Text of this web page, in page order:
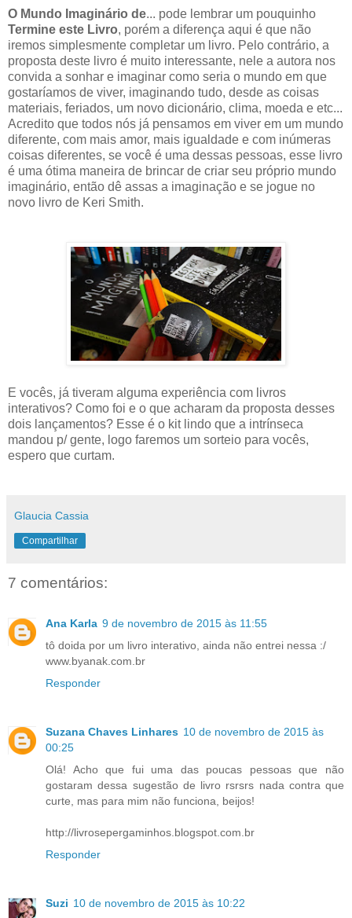
O Mundo Imaginário de... pode lembrar um pouquinho
Termine este Livro, porém a diferença aqui é que não
iremos simplesmente completar um livro. Pelo contrário, a
proposta deste livro é muito interessante, nele a autora nos
convida a sonhar e imaginar como seria o mundo em que
gostaríamos de viver, imaginando tudo, desde as coisas
materiais, feriados, um novo dicionário, clima, moeda e etc...
Acredito que todos nós já pensamos em viver em um mundo
diferente, com mais amor, mais igualdade e com inúmeras
coisas diferentes, se você é uma dessas pessoas, esse livro
é uma ótima maneira de brincar de criar seu próprio mundo
imaginário, então dê assas a imaginação e se jogue no
novo livro de Keri Smith.
E vocês, já tiveram alguma experiência com livros
interativos? Como foi e o que acharam da proposta desses
dois lançamentos? Esse é o kit lindo que a intrínseca
mandou p/ gente, logo faremos um sorteio para vocês,
espero que curtam.
Glaucia Cassia
Compartilhar
7 comentários:
Ana Karla 9 de novembro de 2015 às 11:55
tô doida por um livro interativo, ainda não entrei nessa :/
www.byanak.com.br
Responder
Suzana Chaves Linhares 10 de novembro de 2015 às
00:25
Olá! Acho que fui uma das poucas pessoas que não
gostaram dessa sugestão de livro rsrsrs nada contra que
curte, mas para mim não funciona, beijos!
http://livrosepergaminhos.blogspot.com.br
Responder
Suzi 10 de novembro de 2015 às 10:22